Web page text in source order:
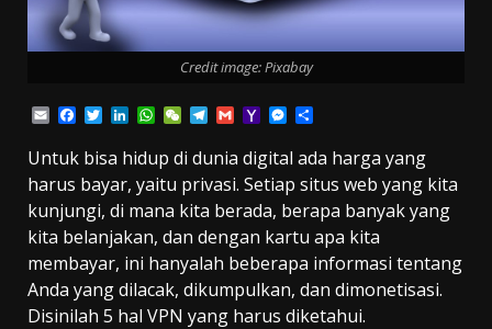
Credit image: Pixabay
EmailFacebook
TwitterLinkedIn
WhatsApp
WeChatTelegram
GmailYahoo
Mail
Messenger
Untuk bisa hidup di dunia digital ada harga yang
harus bayar, yaitu privasi. Setiap situs web yang kita
kunjungi, di mana kita berada, berapa banyak yang
kita belanjakan, dan dengan kartu apa kita
membayar, ini hanyalah beberapa informasi tentang
Anda yang dilacak, dikumpulkan, dan dimonetisasi.
Disinilah 5 hal VPN yang harus diketahui.